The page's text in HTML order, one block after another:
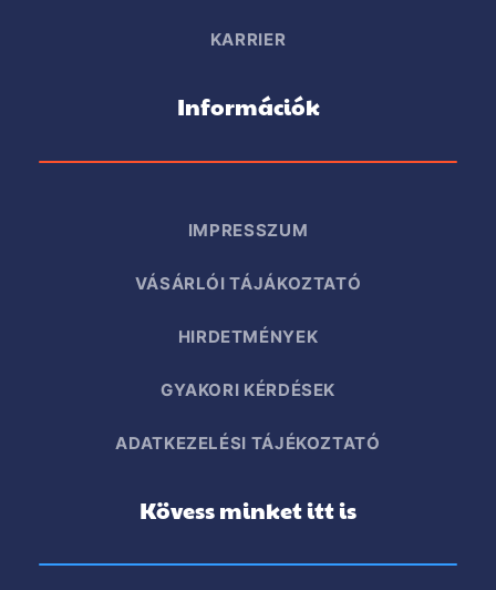
KARRIER
Információk
IMPRESSZUM
VÁSÁRLÓI TÁJÁKOZTATÓ
HIRDETMÉNYEK
GYAKORI KÉRDÉSEK
ADATKEZELÉSI TÁJÉKOZTATÓ
Kövess minket itt is